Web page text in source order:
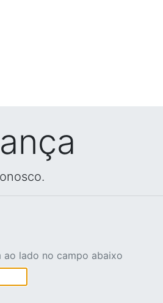
ao lado no campo abaixo